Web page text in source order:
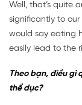
Well, that’s quite
significantly to
would say eating
easily lead to the
Theo bạn, điều gì
thể dục?